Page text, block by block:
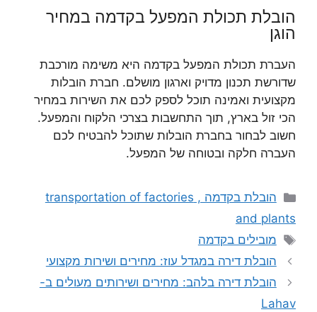
הובלת תכולת המפעל בקדמה במחיר
הוגן
העברת תכולת המפעל בקדמה היא משימה מורכבת
שדורשת תכנון מדויק וארגון מושלם. חברת הובלות
מקצועית ואמינה תוכל לספק לכם את השירות במחיר
הכי זול בארץ, תוך התחשבות בצרכי הלקוח והמפעל.
חשוב לבחור בחברת הובלות שתוכל להבטיח לכם
העברה חלקה ובטוחה של המפעל.
קטגוריות
הובלת בקדמה , transportation of factories
and plants
תגיות
מובילים בקדמה
הובלת דירה במגדל עוז: מחירים ושירות מקצועי
הובלת דירה בלהב: מחירים ושירותים מעולים ב-
Lahav